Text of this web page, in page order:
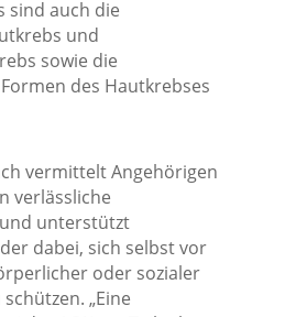
sind auch die
und
sowie die
des Hautkrebses
vermittelt Angehörigen
verlässliche
unterstützt
dabei, sich selbst vor
oder sozialer
„Eine